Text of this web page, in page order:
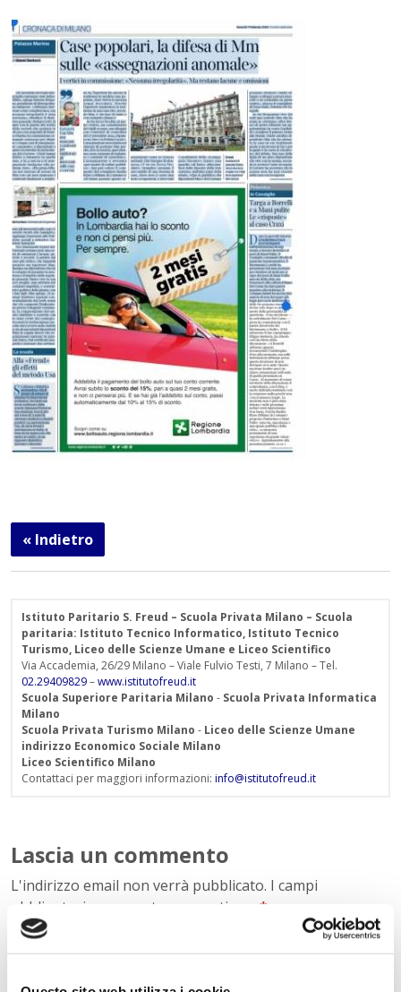
« Indietro
Istituto Paritario S. Freud – Scuola Privata Milano – Scuola
paritaria: Istituto Tecnico Informatico, Istituto Tecnico
Turismo, Liceo delle Scienze Umane e Liceo Scientifico
Via Accademia, 26/29 Milano – Viale Fulvio Testi, 7 Milano – Tel.
02.29409829–www.istitutofreud.it
Scuola Superiore Paritaria Milano - Scuola Privata Informatica
Milano
Scuola Privata Turismo Milano - Liceo delle Scienze Umane
indirizzo Economico Sociale Milano
Liceo Scientifico Milano
Contattaci per maggiori informazioni: info@istitutofreud.it
Lascia un commento
L'indirizzo email non verrà pubblicato. I campi
obbligatori sono contrassegnati con *